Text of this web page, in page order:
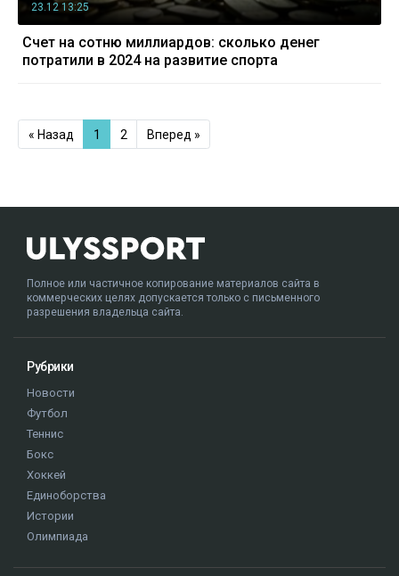
23.12 13:25
Счет на сотню миллиардов: сколько денег
потратили в 2024 на развитие спорта
« Назад 1 2 Вперед »
Полное или частичное копирование материалов сайта в
коммерческих целях допускается только с письменного
разрешения владельца сайта.
Рубрики
Новости
Футбол
Теннис
Бокс
Хоккей
Единоборства
Истории
Олимпиада